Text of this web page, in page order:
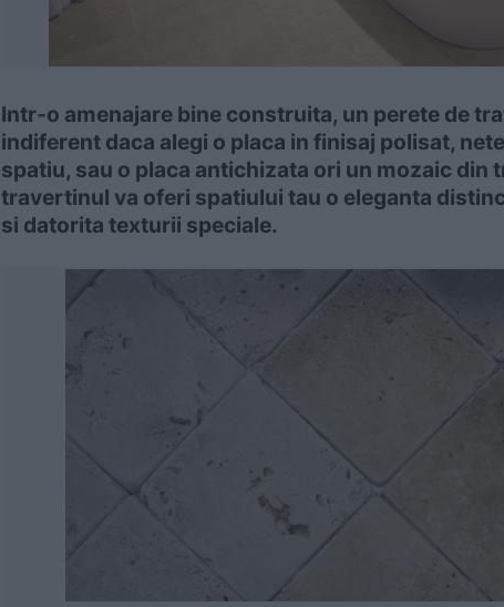
Intr-o amenajare bine construita, un perete de
indiferent daca alegi o placa in finisaj polisat,
spatiu, sau o placa antichizata ori un mozaic
travertinul va oferi spatiului tau o eleganta
si datorita texturii speciale.